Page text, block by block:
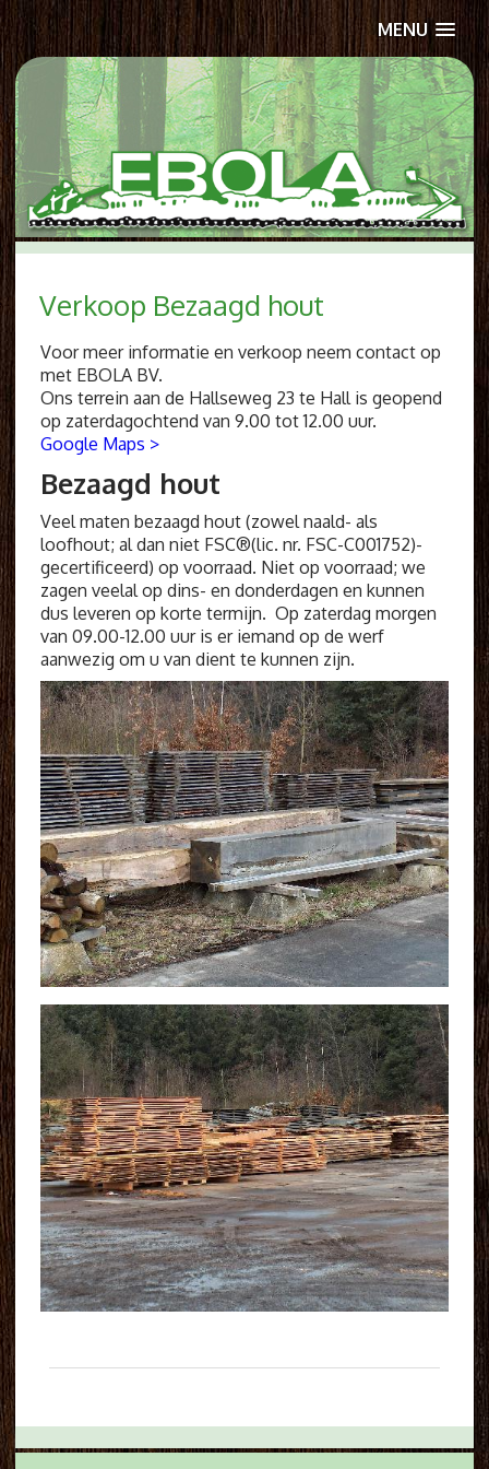
MENU
Doorgaan naar inhoud
Verkoop Bezaagd hout
Voor meer informatie en verkoop neem contact op
met EBOLA BV.
Ons terrein aan de Hallseweg 23 te Hall is geopend
op zaterdagochtend van 9.00 tot 12.00 uur.
Google Maps >
Bezaagd hout
Veel maten bezaagd hout (zowel naald- als
loofhout; al dan niet FSC®(lic. nr. FSC-C001752)-
gecertificeerd) op voorraad. Niet op voorraad; we
zagen veelal op dins- en donderdagen en kunnen
dus leveren op korte termijn. Op zaterdag morgen
van 09.00-12.00 uur is er iemand op de werf
aanwezig om u van dient te kunnen zijn.